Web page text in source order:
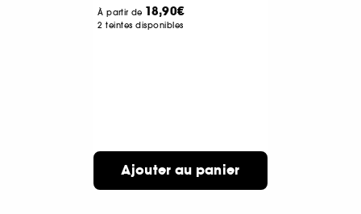
À partir de 18,90€
2 teintes disponibles
Ajouter au panier